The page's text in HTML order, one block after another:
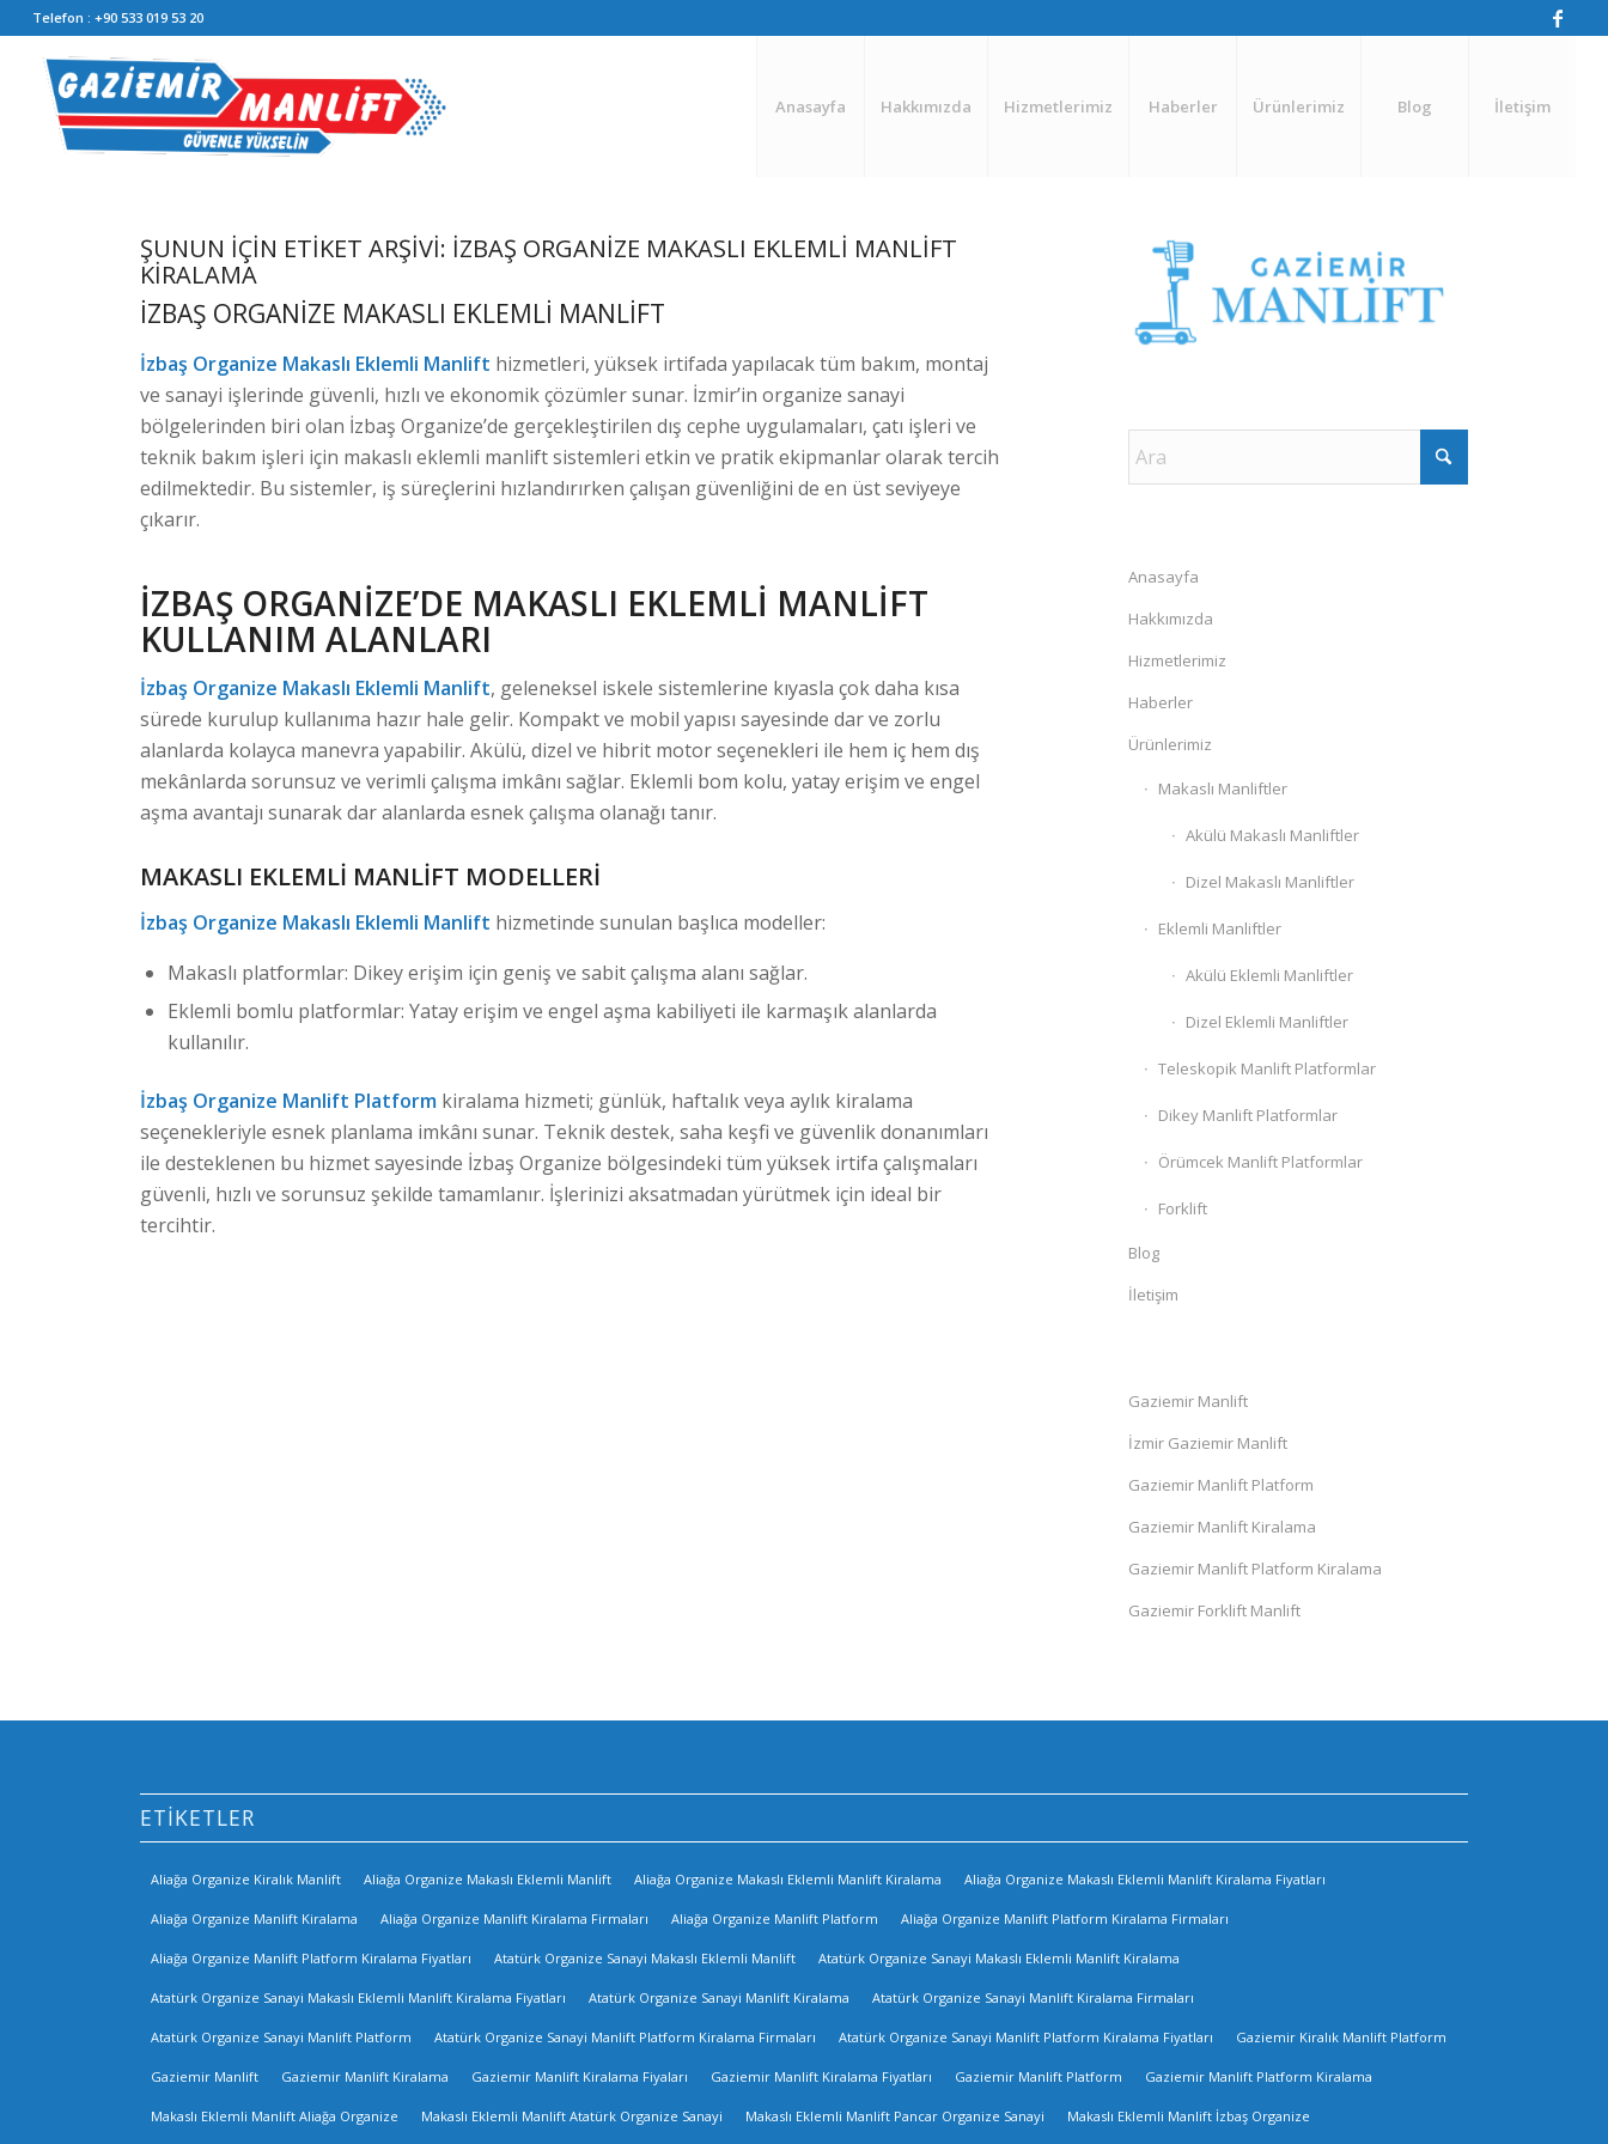
Telefon : +90 533 019 53 20
Anasayfa Hakkımızda Hizmetlerimiz Haberler Ürünlerimiz Blog İletişim
ŞUNUN IÇIN ETIKET ARŞIVI: İZBAŞ ORGANIZE MAKASLI EKLEMLI MANLIFT
KIRALAMA
İZBAŞ ORGANIZE MAKASLI EKLEMLI MANLIFT
İzbaş Organize Makaslı Eklemli Manlift hizmetleri, yüksek irtifada yapılacak tüm bakım, montaj
ve sanayi işlerinde güvenli, hızlı ve ekonomik çözümler sunar. İzmir’in organize sanayi
bölgelerinden biri olan İzbaş Organize’de gerçekleştirilen dış cephe uygulamaları, çatı işleri ve
teknik bakım işleri için makaslı eklemli manlift sistemleri etkin ve pratik ekipmanlar olarak tercih
edilmektedir. Bu sistemler, iş süreçlerini hızlandırırken çalışan güvenliğini de en üst seviyeye
çıkarır.
İZBAŞ ORGANIZE’DE MAKASLI EKLEMLI MANLIFT
KULLANIM ALANLARI
İzbaş Organize Makaslı Eklemli Manlift, geleneksel iskele sistemlerine kıyasla çok daha kısa
sürede kurulup kullanıma hazır hale gelir. Kompakt ve mobil yapısı sayesinde dar ve zorlu
alanlarda kolayca manevra yapabilir. Akülü, dizel ve hibrit motor seçenekleri ile hem iç hem dış
mekânlarda sorunsuz ve verimli çalışma imkânı sağlar. Eklemli bom kolu, yatay erişim ve engel
aşma avantajı sunarak dar alanlarda esnek çalışma olanağı tanır.
MAKASLI EKLEMLI MANLIFT MODELLERI
İzbaş Organize Makaslı Eklemli Manlift hizmetinde sunulan başlıca modeller:
Makaslı platformlar: Dikey erişim için geniş ve sabit çalışma alanı sağlar.
Eklemli bomlu platformlar: Yatay erişim ve engel aşma kabiliyeti ile karmaşık alanlarda
kullanılır.
İzbaş Organize Manlift Platform kiralama hizmeti; günlük, haftalık veya aylık kiralama
seçenekleriyle esnek planlama imkânı sunar. Teknik destek, saha keşfi ve güvenlik donanımları
ile desteklenen bu hizmet sayesinde İzbaş Organize bölgesindeki tüm yüksek irtifa çalışmaları
güvenli, hızlı ve sorunsuz şekilde tamamlanır. İşlerinizi aksatmadan yürütmek için ideal bir
tercihtir.
Anasayfa
Hakkımızda
Hizmetlerimiz
Haberler
Ürünlerimiz
Makaslı Manliftler
Akülü Makaslı Manliftler
Dizel Makaslı Manliftler
Eklemli Manliftler
Akülü Eklemli Manliftler
Dizel Eklemli Manliftler
Teleskopik Manlift Platformlar
Dikey Manlift Platformlar
Örümcek Manlift Platformlar
Forklift
Blog
İletişim
Gaziemir Manlift
İzmir Gaziemir Manlift
Gaziemir Manlift Platform
Gaziemir Manlift Kiralama
Gaziemir Manlift Platform Kiralama
Gaziemir Forklift Manlift
ETIKETLER
Aliağa Organize Kiralık Manlift Aliağa Organize Makaslı Eklemli Manlift Aliağa Organize Makaslı Eklemli Manlift Kiralama Aliağa Organize Makaslı Eklemli Manlift Kiralama Fiyatları
Aliağa Organize Manlift Kiralama Aliağa Organize Manlift Kiralama Firmaları Aliağa Organize Manlift Platform Aliağa Organize Manlift Platform Kiralama Firmaları
Aliağa Organize Manlift Platform Kiralama Fiyatları Atatürk Organize Sanayi Makaslı Eklemli Manlift Atatürk Organize Sanayi Makaslı Eklemli Manlift Kiralama
Atatürk Organize Sanayi Makaslı Eklemli Manlift Kiralama Fiyatları Atatürk Organize Sanayi Manlift Kiralama Atatürk Organize Sanayi Manlift Kiralama Firmaları
Atatürk Organize Sanayi Manlift Platform Atatürk Organize Sanayi Manlift Platform Kiralama Firmaları Atatürk Organize Sanayi Manlift Platform Kiralama Fiyatları Gaziemir Kiralık Manlift Platform
Gaziemir Manlift Gaziemir Manlift Kiralama Gaziemir Manlift Kiralama Fiyaları Gaziemir Manlift Kiralama Fiyatları Gaziemir Manlift Platform Gaziemir Manlift Platform Kiralama
Makaslı Eklemli Manlift Aliağa Organize Makaslı Eklemli Manlift Atatürk Organize Sanayi Makaslı Eklemli Manlift Pancar Organize Sanayi Makaslı Eklemli Manlift İzbaş Organize